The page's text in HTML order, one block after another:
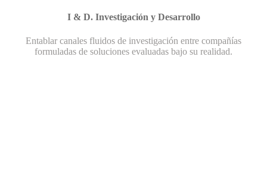
I & D. Investigación y Desarrollo
Entablar canales fluidos de investigación entre compañías
formuladas de soluciones evaluadas bajo su realidad.